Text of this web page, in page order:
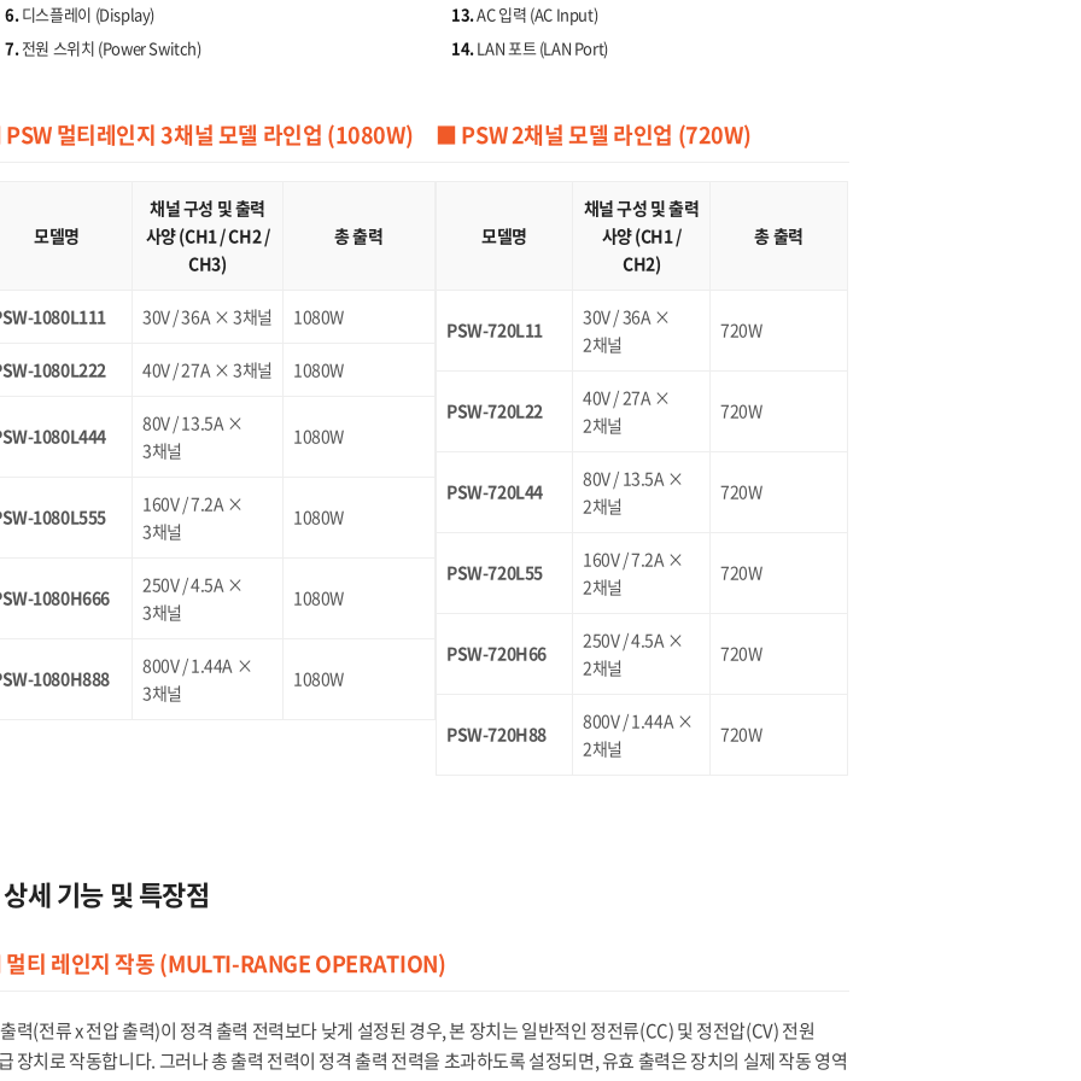
6.디스플레이 (Display)
7.전원 스위치 (Power Switch)
13.AC 입력 (AC Input)
14.LAN 포트 (LAN Port)
멀티레인지 3채널 모델 라인업 (1080W)
모델명
채널 구성 및 출력
사양 (CH1 / CH2 /
CH3)
총 출력
1080L111 30V / 36A × 3채널 1080W
1080L222 40V / 27A × 3채널 1080W
1080L444
80V / 13.5A ×
3채널
1080W
1080L555
160V / 7.2A ×
3채널
1080W
1080H666
250V / 4.5A ×
3채널
1080W
1080H888
800V / 1.44A ×
3채널
1080W
■ PSW 2채널 모델 라인업 (720W)
모델명
채널 구성 및 출력
사양 (CH1 /
CH2)
총 출력
PSW-720L11
30V / 36A ×
2채널
720W
PSW-720L22
40V / 27A ×
2채널
720W
PSW-720L44
80V / 13.5A ×
2채널
720W
PSW-720L55
160V / 7.2A ×
2채널
720W
PSW-720H66
250V / 4.5A ×
2채널
720W
PSW-720H88
800V / 1.44A ×
2채널
720W
상세 기능 및 특장점
티 레인지 작동 (MULTI-RANGE OPERATION)
력(전류 x 전압 출력)이 정격 출력 전력보다 낮게 설정된 경우, 본 장치는 일반적인 정전류(CC) 및 정전압(CV) 전원
장치로 작동합니다. 그러나 총 출력 전력이 정격 출력 전력을 초과하도록 설정되면, 유효 출력은 장치의 실제 작동 영역